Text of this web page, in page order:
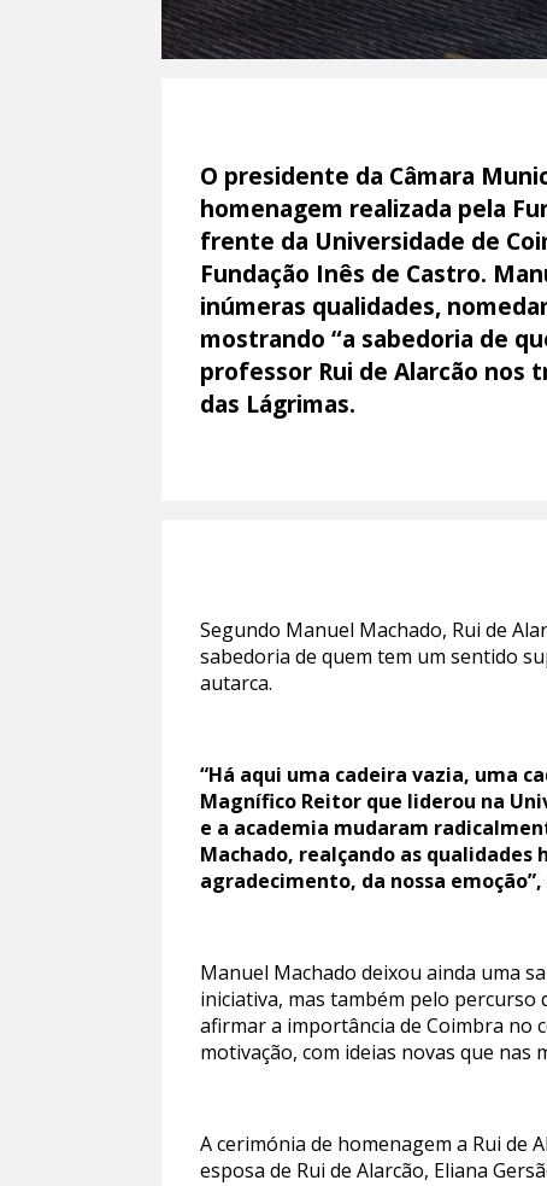
O presidente da Câmara
homenagem realizada pela
frente da Universidade de
Fundação Inês de Castro.
inúmeras qualidades,
mostrando “a sabedoria de
professor Rui de Alarcão nos
das Lágrimas.
Segundo Manuel Machado, Rui de
sabedoria de quem tem um sentido
autarca.
“Há aqui uma cadeira vazia, uma
Magnífico Reitor que liderou na
e a academia mudaram
Machado, realçando as qualidades
agradecimento, da nossa
Manuel Machado deixou ainda uma
iniciativa, mas também pelo percurso
afirmar a importância de Coimbra no
motivação, com ideias novas que nas
A cerimónia de homenagem a Rui de
esposa de Rui de Alarcão, Eliana